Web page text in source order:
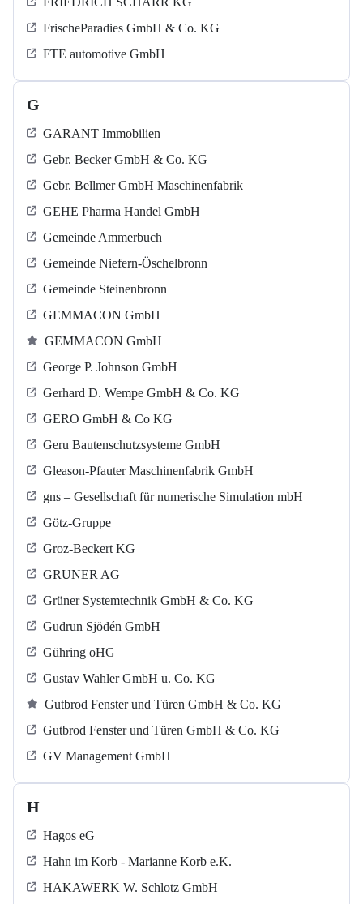
FrischeParadies GmbH & Co. KG
FTE automotive GmbH
G
GARANT Immobilien
Gebr. Becker GmbH & Co. KG
Gebr. Bellmer GmbH Maschinenfabrik
GEHE Pharma Handel GmbH
Gemeinde Ammerbuch
Gemeinde Niefern-Öschelbronn
Gemeinde Steinenbronn
GEMMACON GmbH
GEMMACON GmbH
George P. Johnson GmbH
Gerhard D. Wempe GmbH & Co. KG
GERO GmbH & Co KG
Geru Bautenschutzsysteme GmbH
Gleason-Pfauter Maschinenfabrik GmbH
gns – Gesellschaft für numerische Simulation mbH
Götz-Gruppe
Groz-Beckert KG
GRUNER AG
Grüner Systemtechnik GmbH & Co. KG
Gudrun Sjödén GmbH
Gühring oHG
Gustav Wahler GmbH u. Co. KG
Gutbrod Fenster und Türen GmbH & Co. KG
Gutbrod Fenster und Türen GmbH & Co. KG
GV Management GmbH
H
Hagos eG
Hahn im Korb - Marianne Korb e.K.
HAKAWERK W. Schlotz GmbH